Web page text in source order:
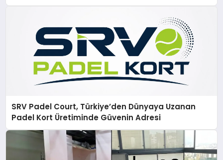
SRV Padel Court, Türkiye’den Dünyaya Uzanan
Padel Kort Üretiminde Güvenin Adresi